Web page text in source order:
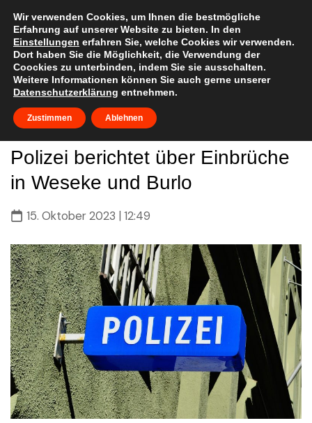
content
Polizei berichtet über Einbrüche
in Weseke und Burlo
15. Oktober 2023 | 12:49
Wir verwenden Cookies, um Ihnen die bestmögliche
Erfahrung auf unserer Website zu bieten. In den
Einstellungen erfahren Sie, welche Cookies wir verwenden.
Dort haben Sie die Möglichkeit, die Verwendung der
Coockies zu unterbinden, indem Sie sie ausschalten.
Weitere Informationen können Sie auch gerne unserer
Datenschutzerklärung entnehmen.
Zustimmen Ablehnen